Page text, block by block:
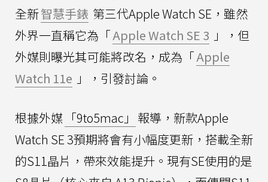
全新智慧手錶 第三代Apple Watch SE，雖然
外界一直稱它為「Apple Watch SE 3 」，但
外媒則曝光其可能將改名，成為「Apple
Watch 11e 」，引發討論。
根據外媒 「9to5mac」 報導，新款Apple
Watch SE 3預期將會有小幅度更新，搭載全新
的S11晶片，帶來效能提升。現有SE使用的是